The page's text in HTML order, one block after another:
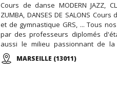
Cours de danse MODERN JAZZ,
ZUMBA, DANSES DE SALONS
et de gymnastique GRS, ... Tous
par des professeurs diplomés
aussi le milieu passionnant de la
Enfants, Ados et Adultes.
Anniversaires, ... Cours d'essai offert !
MARSEILLE (13011)